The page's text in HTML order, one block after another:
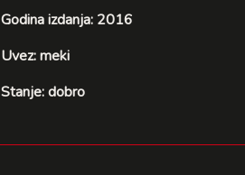
Godina izdanja: 2016
Uvez: meki
Stanje: dobro